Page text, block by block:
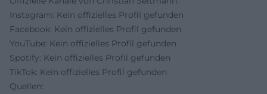
Instagram: Kein offizielles Profil gefunden
Facebook: Kein offizielles Profil gefunden
YouTube: Kein offizielles Profil gefunden
Spotify: Kein offizielles Profil gefunden
TikTok: Kein offizielles Profil gefunden
Quellen: